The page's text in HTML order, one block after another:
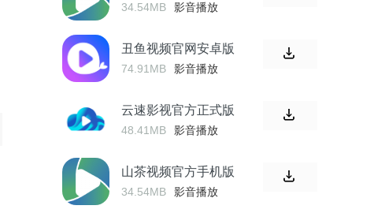
34.54MB 影音播放
丑鱼视频官网安卓版
74.91MB 影音播放
云速影视官方正式版
48.41MB 影音播放
山茶视频官方手机版
34.54MB 影音播放